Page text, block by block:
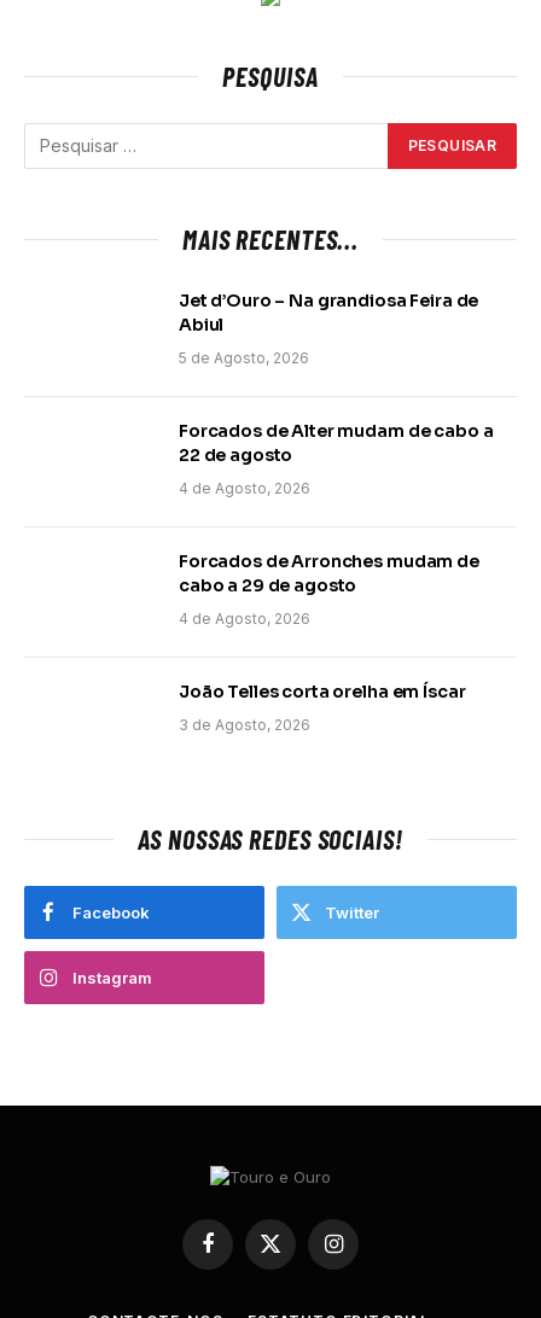
PESQUISA
MAIS RECENTES...
Jet d’Ouro – Na grandiosa Feira de
Abiul
5 de Agosto, 2026
Forcados de Alter mudam de cabo a
22 de agosto
4 de Agosto, 2026
Forcados de Arronches mudam de
cabo a 29 de agosto
4 de Agosto, 2026
João Telles corta orelha em Íscar
3 de Agosto, 2026
AS NOSSAS REDES SOCIAIS!
Facebook Twitter
Instagram
Facebook
X
(Twitter)
Instagram